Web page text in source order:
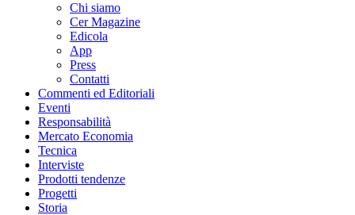
Chi siamo
Cer Magazine
Edicola
App
Press
Contatti
Commenti ed Editoriali
Eventi
Responsabilità
Mercato Economia
Tecnica
Interviste
Prodotti tendenze
Progetti
Storia